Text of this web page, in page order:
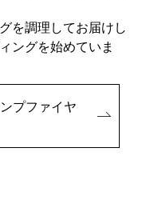
を調理してお届けし
ングを始めていま
プファイヤ